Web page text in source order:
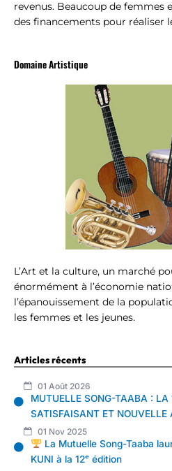
revenus. Beaucoup de femmes
des financements pour réaliser
Domaine Artistique
L’Art et la culture, un marché
énormément à l’économie
l’épanouissement de la
les femmes et les jeunes.
Articles récents
01 Août 2026
MUTUELLE SONG-TAABA : LA
SATISFAISANT ET NOUVELLE
01 Nov 2025
La Mutuelle Song-Taaba
KUNI à la 12ᵉ édition